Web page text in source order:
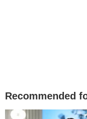
Recommended